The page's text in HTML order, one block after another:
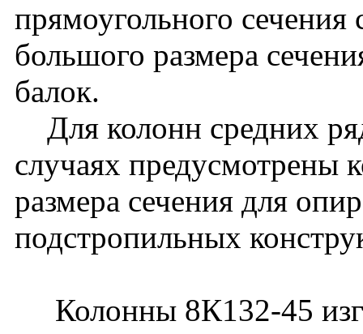
прямоугольного сечения
большого размера
балок.
Для колонн средних
случаях предусмотрены
размера сечения для
подстропильных
Колонны 8К132-45